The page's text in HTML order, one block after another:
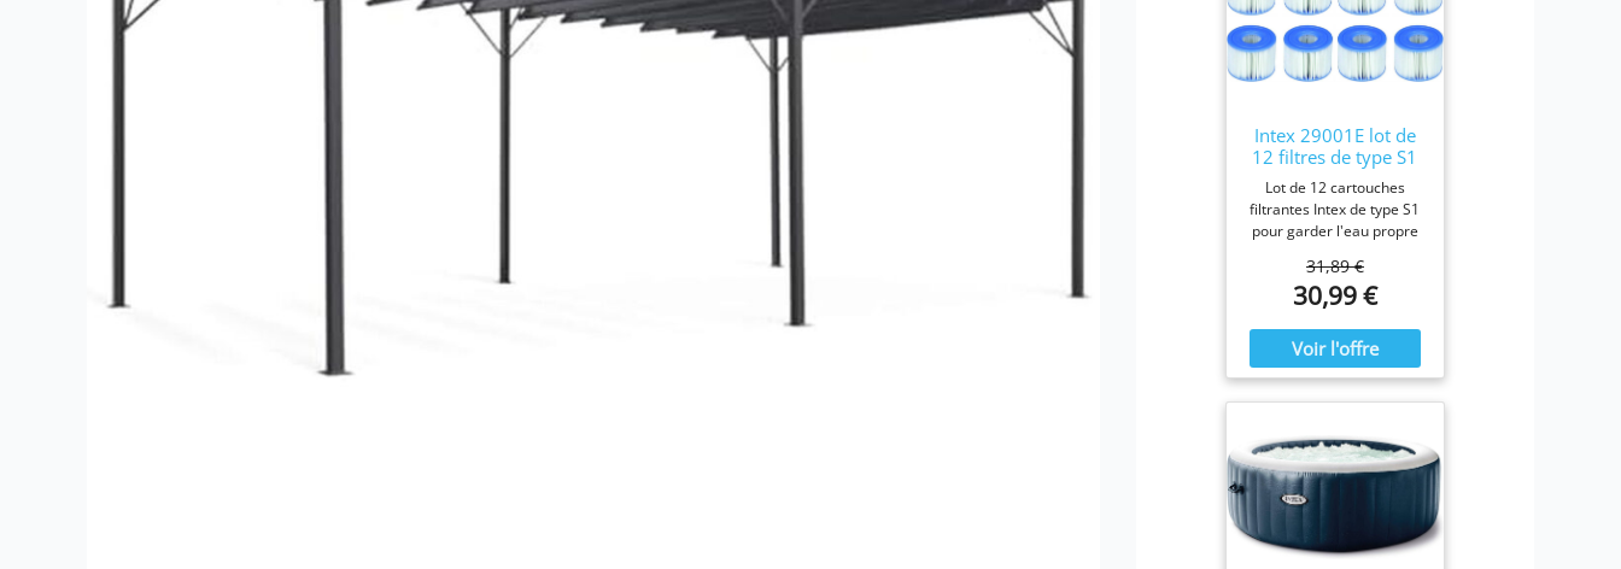
Intex 29001E lot de
12 filtres de type S1
Lot de 12 cartouches
filtrantes Intex de type S1
pour garder l'eau propre
efficacité maximale,
nettoyez les cartouches
remplacez-les une fois par
mois ou plus tôt Il est
fabriqué avec du papier
Dacron résistant facile à
filtration ultime.
Fonctionne avec tous les
modèles Intex PureSpa y
compris 28403E, 28407E,
28443E, 28453E, 28421E,
28423E, 28413E, et
31,89 €
30,99 €